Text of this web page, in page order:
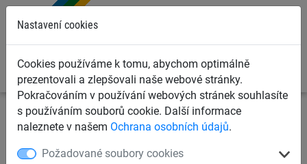
Nastavení cookies
Cookies používáme k tomu, abychom optimálně
prezentovali a zlepšovali naše webové stránky.
Pokračováním v používání webových stránek souhlasíte
s používáním souborů cookie. Další informace
naleznete v našem Ochrana osobních údajů.
Požadované soubory cookies
Ochranné sítě a plachty
Kontejnerové sítě a plachty pro